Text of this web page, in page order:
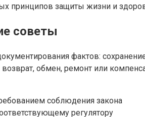
принципов защиты жизни и
советы
фактов:
обмен, ремонт или
соблюдения закона
регулятору